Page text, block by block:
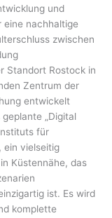
und
eine nachhaltige
zwischen
Standort Rostock in
Zentrum der
entwickelt
„Digital
für
ein vielseitig
Küstennähe, das
ist. Es wird
komplette